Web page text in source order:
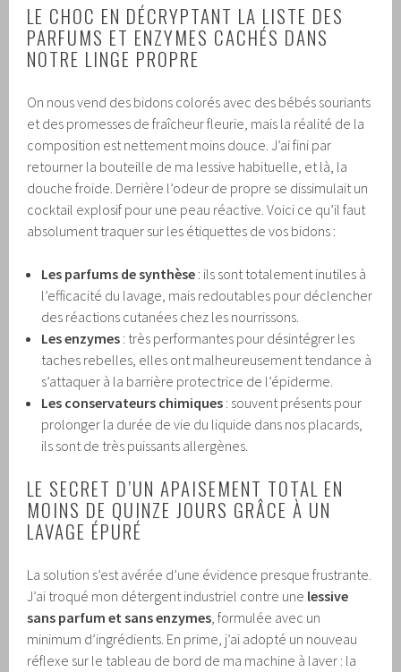
LE CHOC EN DÉCRYPTANT LA LISTE DES
PARFUMS ET ENZYMES CACHÉS DANS
NOTRE LINGE PROPRE
On nous vend des bidons colorés avec des bébés souriants
et des promesses de fraîcheur fleurie, mais la réalité de la
composition est nettement moins douce. J’ai fini par
retourner la bouteille de ma lessive habituelle, et là, la
douche froide. Derrière l’odeur de propre se dissimulait un
cocktail explosif pour une peau réactive. Voici ce qu’il faut
absolument traquer sur les étiquettes de vos bidons :
Les parfums de synthèse : ils sont totalement inutiles à
l’efficacité du lavage, mais redoutables pour déclencher
des réactions cutanées chez les nourrissons.
Les enzymes : très performantes pour désintégrer les
taches rebelles, elles ont malheureusement tendance à
s’attaquer à la barrière protectrice de l’épiderme.
Les conservateurs chimiques : souvent présents pour
prolonger la durée de vie du liquide dans nos placards,
ils sont de très puissants allergènes.
LE SECRET D’UN APAISEMENT TOTAL EN
MOINS DE QUINZE JOURS GRÂCE À UN
LAVAGE ÉPURÉ
La solution s’est avérée d’une évidence presque frustrante.
J’ai troqué mon détergent industriel contre une lessive
sans parfum et sans enzymes , formulée avec un
minimum d’ingrédients. En prime, j’ai adopté un nouveau
réflexe sur le tableau de bord de ma machine à laver : la